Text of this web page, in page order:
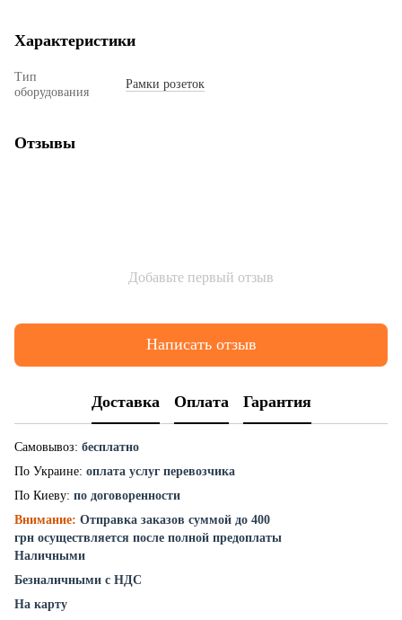
Характеристики
Тип
оборудования
Рамки розеток
Отзывы
Добавьте первый отзыв
Написать отзыв
Доставка Оплата Гарантия
Самовывоз: бесплатно
По Украине: оплата услуг перевозчика
По Киеву: по договоренности
Внимание: Отправка заказов суммой до 400
грн осуществляется после полной предоплаты
Наличными
Безналичными с НДС
На карту